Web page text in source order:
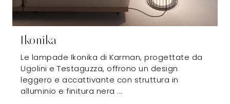
Ikonika
Le lampade Ikonika di Karman, progettate da
Ugolini e Testaguzza, offrono un design
leggero e accattivante con struttura in
alluminio e finitura nera ...